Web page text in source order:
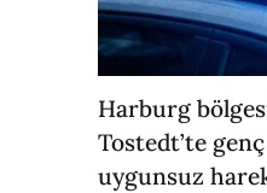
Harburg
Tostedt’te
uygunsuz